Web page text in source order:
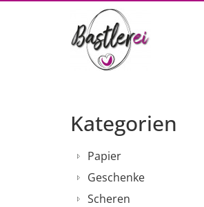
Kategorien
Papier
Geschenke
Scheren